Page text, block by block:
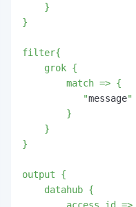
    }
}
filter{
    grok {
        match => {
           "
message"
        }
    }
}
output {
    datahub {
access_id =>